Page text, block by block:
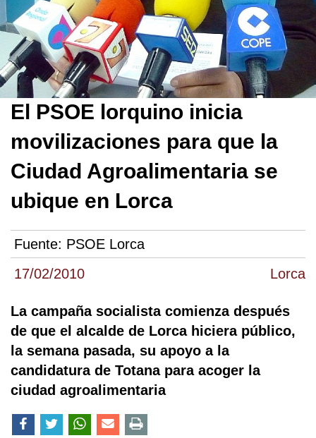
17/02/2010 Lorca
El PSOE lorquino inicia
movilizaciones para que la
Ciudad Agroalimentaria se
ubique en Lorca
Fuente: PSOE Lorca
La campaña socialista comienza después
de que el alcalde de Lorca hiciera público,
la semana pasada, su apoyo a la
candidatura de Totana para acoger la
ciudad agroalimentaria